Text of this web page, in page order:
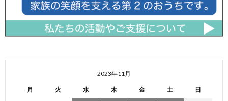
2023年11月
月 火 水 木 金 土 日